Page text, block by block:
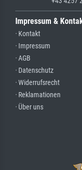
Impressum &
· Kontakt
· Impressum
· AGB
· Datenschutz
· Widerrufsrecht
· Reklamationen
· Über uns